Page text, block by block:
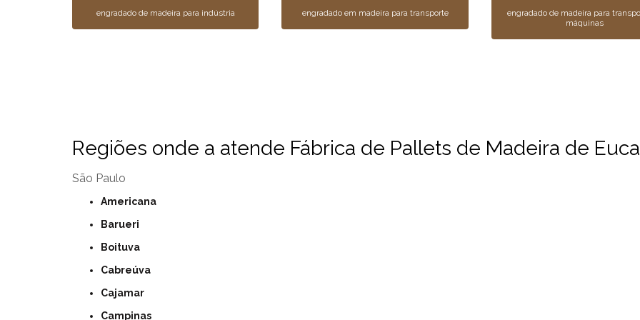
engradado de madeira para indústria engradado em madeira para transporte
engradado de madeira para
máquinas
Regiões onde a atende Fábrica de Pallets de Madeira de
São Paulo
Americana
Barueri
Boituva
Cabreúva
Cajamar
Campinas